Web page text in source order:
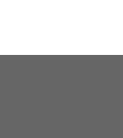
溯源领域崭露头角，成为各
具。随着市场经济的不断发